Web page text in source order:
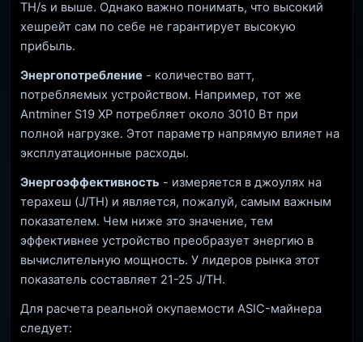
TH/s и выше. Однако важно понимать, что высокий
хешрейт сам по себе не гарантирует высокую
прибыль.
Энергопотребление - количество ватт,
потребляемых устройством. Например, тот же
Antminer S19 XP потребляет около 3010 Вт при
полной нагрузке. Этот параметр напрямую влияет на
эксплуатационные расходы.
Энергоэффективность - измеряется в джоулях на
терахеш (J/TH) и является, пожалуй, самым важным
показателем. Чем ниже это значение, тем
эффективнее устройство преобразует энергию в
вычислительную мощность. У лидеров рынка этот
показатель составляет 21-25 J/TH.
Для расчета реальной окупаемости ASIC-майнера
следует: